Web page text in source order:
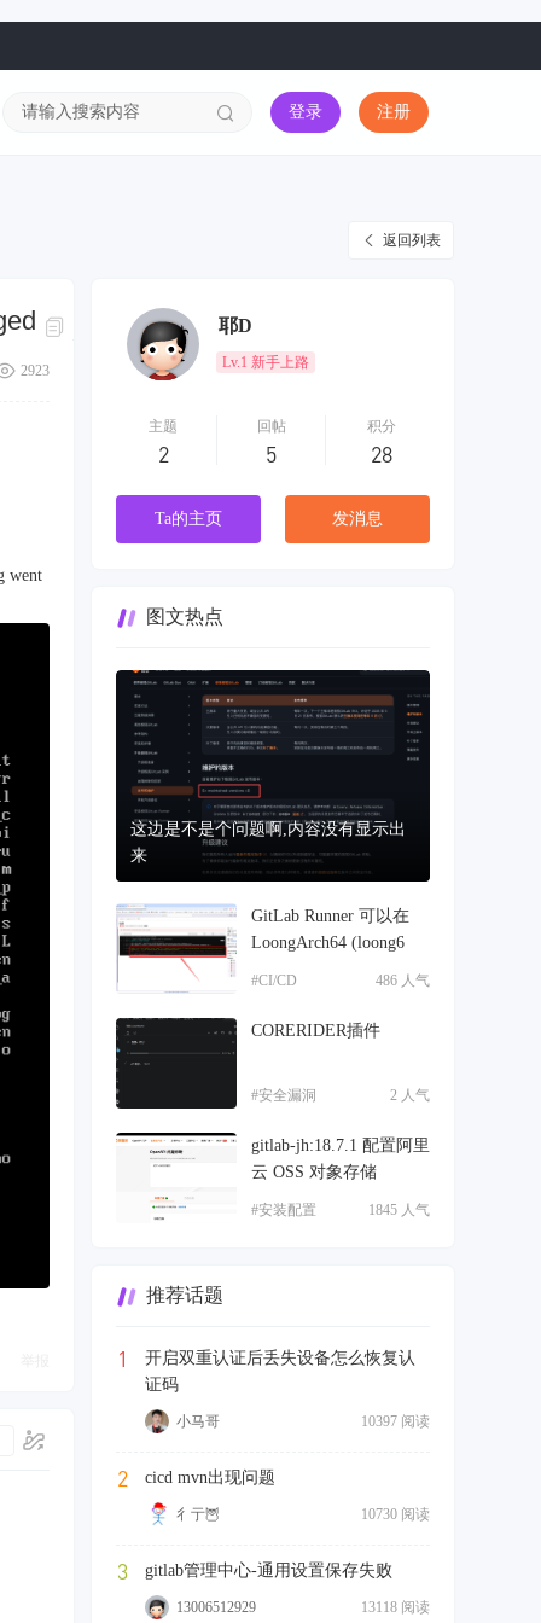
登录 注册
返回列表
2923
went
耶D
Lv.1 新手上路
主题
2
回帖
5
积分
28
Ta的主页 发消息
图文热点
这边是不是个问题啊,内容没有显示出
来
GitLab Runner 可以在
LoongArch64 (loong6
486 人气
#CI/CD
CORERIDER插件
2 人气
#安全漏洞
gitlab-jh:18.7.1 配置阿里
云 OSS 对象存储
1845 人气
#安装配置
推荐话题
1
开启双重认证后丢失设备怎么恢复认
证码
10397 阅读
小马哥
2 cicd mvn出现问题
10730 阅读
彳亍🦉
3 gitlab管理中心-通用设置保存失败
13118 阅读
13006512929